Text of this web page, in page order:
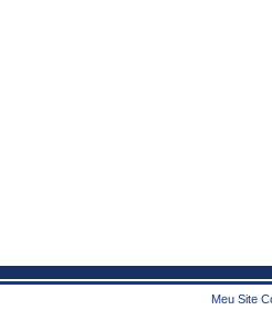
Meu Site